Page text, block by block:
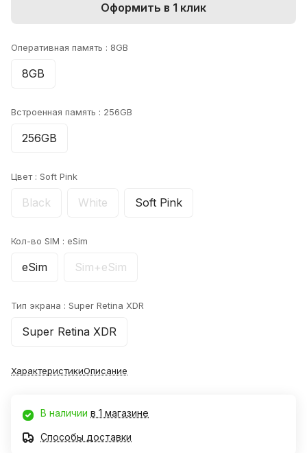
Оформить в 1 клик
Оперативная память : 8GB
8GB
Встроенная память : 256GB
256GB
Цвет : Soft Pink
Black White Soft Pink
Кол-во SIM : eSim
eSim Sim+eSim
Тип экрана : Super Retina XDR
Super Retina XDR
ХарактеристикиОписание
В наличии в 1 магазине
Способы доставки